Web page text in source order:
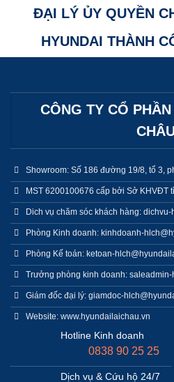
ĐẠI LÝ ỦY QUYỀN
HYUNDAI THÀNH
CÔNG TY CỔ
Showroom: Số 186 đường 19/8, tổ 3,
MST 6200100676 cấp bởi Sở KHVĐT
Dich vụ chăm sóc khách hàng:
Phòng Kinh doanh: kinhdoanh-
Phòng Kế toán: ketoan-
Trưởng phòng kinh doanh:
Giám đốc đại lý: giamdoc-
Website: www.hyundailaichau.vn
Hotline Kinh doanh
0838 90 25 25
Dịch vụ & Cứu hộ 24/7